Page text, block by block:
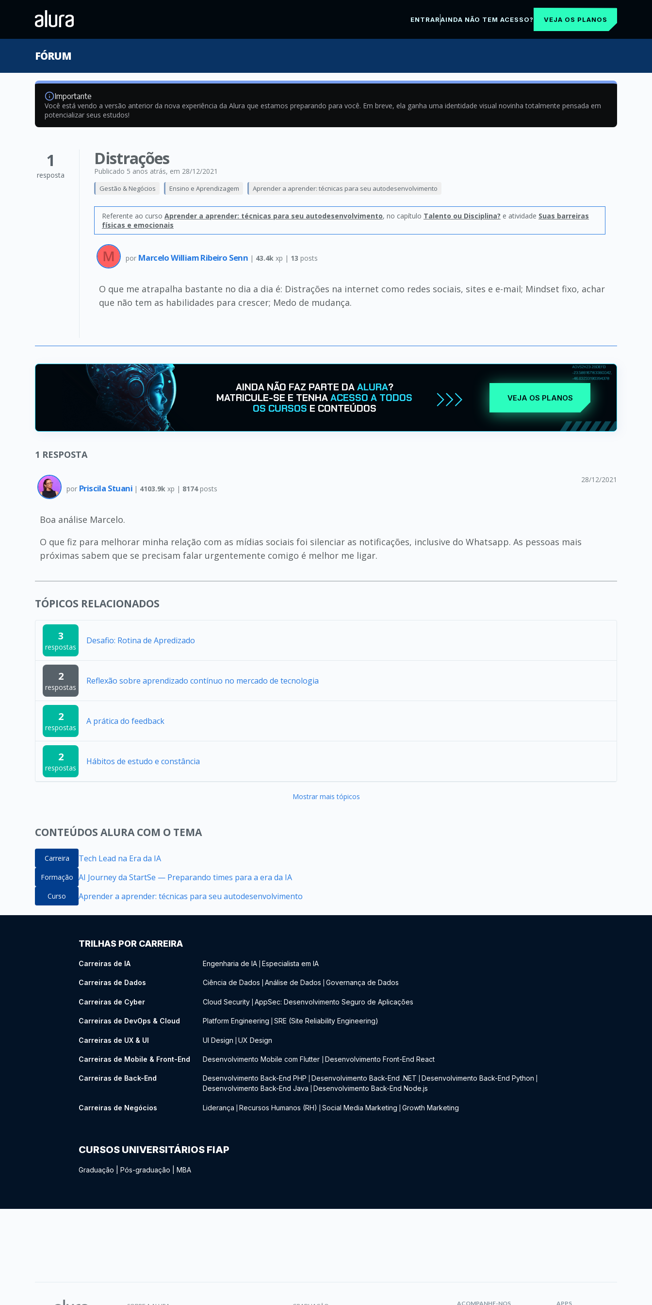
ENTRARAINDA NÃO TEM ACESSO? VEJA OS PLANOS
FÓRUM
Importante
Você está vendo a versão anterior da nova experiência da Alura que estamos preparando para você. Em breve, ela ganha uma identidade visual novinha totalmente pensada em
potencializar seus estudos!
1
resposta
Distrações
Publicado 5 anos atrás, em 28/12/2021
Gestão & Negócios Ensino e Aprendizagem Aprender a aprender: técnicas para seu autodesenvolvimento
Referente ao curso Aprender a aprender: técnicas para seu autodesenvolvimento, no capítulo Talento ou Disciplina? e atividade Suas barreiras
físicas e emocionais
por Marcelo William Ribeiro Senn | 43.4k xp | 13 posts
O que me atrapalha bastante no dia a dia é: Distrações na internet como redes sociais, sites e e-mail; Mindset fixo, achar
que não tem as habilidades para crescer; Medo de mudança.
AINDA NÃO FAZ PARTE DAALURA?
MATRICULE-SE E TENHAACESSO A TODOS
OS CURSOS E CONTEÚDOS
VEJA OS PLANOS
1 RESPOSTA
por Priscila Stuani | 4103.9k xp | 8174posts
28/12/2021
Boa análise Marcelo.
O que fiz para melhorar minha relação com as mídias sociais foi silenciar as notificações, inclusive do Whatsapp. As pessoas mais
próximas sabem que se precisam falar urgentemente comigo é melhor me ligar.
TÓPICOS RELACIONADOS
3
respostas
Desafio: Rotina de Apredizado
2
respostas
Reflexão sobre aprendizado contínuo no mercado de tecnologia
2
respostas
A prática do feedback
2
respostas
Hábitos de estudo e constância
Mostrar mais tópicos
CONTEÚDOS ALURA COM O TEMA
Carreira Tech Lead na Era da IA
Formação AI Journey da StartSe — Preparando times para a era da IA
Curso Aprender a aprender: técnicas para seu autodesenvolvimento
TRILHAS POR CARREIRA
Carreiras de IA Engenharia de IA Especialista em IA
Carreiras de Dados Ciência de Dados Análise de Dados Governança de Dados
Carreiras de Cyber Cloud Security AppSec: Desenvolvimento Seguro de Aplicações
Carreiras de DevOps & Cloud Platform Engineering SRE (Site Reliability Engineering)
Carreiras de UX & UI UI Design UX Design
Carreiras de Mobile & Front-End Desenvolvimento Mobile com Flutter Desenvolvimento Front-End React
Carreiras de Back-End Desenvolvimento Back-End PHP Desenvolvimento Back-End .NET Desenvolvimento Back-End Python
Desenvolvimento Back-End Java Desenvolvimento Back-End Node.js
Carreiras de Negócios Liderança Recursos Humanos (RH) Social Media Marketing Growth Marketing
CURSOS UNIVERSITÁRIOS FIAP
Graduação Pós-graduação MBA
ACOMPANHE-NOS APPS